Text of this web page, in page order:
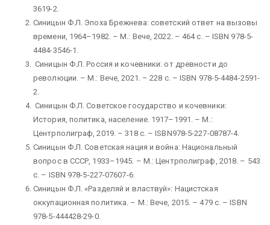
3619-2.
Синицын Ф.Л. Эпоха Брежнева: советский ответ на вызовы
времени, 1964–1982. – М.: Вече, 2022. – 464 с. – ISBN 978-5-
4484-3546-1.
Синицын Ф.Л. Россия и кочевники: от древности до
революции. – М.: Вече, 2021. – 228 с. – ISBN 978-5-4484-2591-
2.
Синицын Ф.Л. Советское государство и кочевники:
История, политика, население. 1917–1991. – М.:
Центрполиграф, 2019. – 318 с. – ISBN978-5-227-08787-4.
Синицын Ф.Л. Советская нация и война: Национальный
вопрос в СССР, 1933–1945. – М.: Центрполиграф, 2018. – 543
с. – ISBN 978-5-227-07607-6.
Синицын Ф.Л. «Разделяй и властвуй»: Нацистская
оккупационная политика. – М.: Вече, 2015. – 479 с. – ISBN
978-5-444428-29-0.